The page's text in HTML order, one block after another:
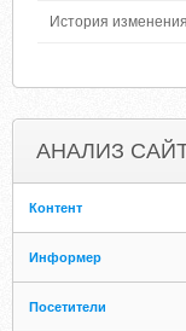
История
АНАЛИЗ
Контент
Информер
Посетители